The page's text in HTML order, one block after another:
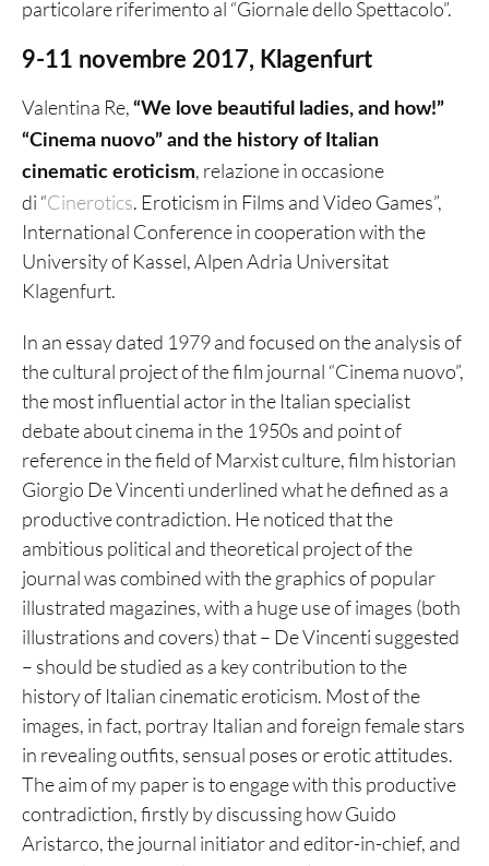
particolare riferimento al “Giornale dello Spettacolo”.
9-11 novembre 2017, Klagenfurt
Valentina Re, “We love beautiful ladies, and how!”
“Cinema nuovo” and the history of Italian
cinematic eroticism, relazione in occasione
di “Cinerotics. Eroticism in Films and Video Games”,
International Conference in cooperation with the
University of Kassel, Alpen Adria Universitat
Klagenfurt.
In an essay dated 1979 and focused on the analysis of
the cultural project of the film journal “Cinema nuovo”,
the most influential actor in the Italian specialist
debate about cinema in the 1950s and point of
reference in the field of Marxist culture, film historian
Giorgio De Vincenti underlined what he defined as a
productive contradiction. He noticed that the
ambitious political and theoretical project of the
journal was combined with the graphics of popular
illustrated magazines, with a huge use of images (both
illustrations and covers) that – De Vincenti suggested
– should be studied as a key contribution to the
history of Italian cinematic eroticism. Most of the
images, in fact, portray Italian and foreign female stars
in revealing outfits, sensual poses or erotic attitudes.
The aim of my paper is to engage with this productive
contradiction, firstly by discussing how Guido
Aristarco, the journal initiator and editor-in-chief, and